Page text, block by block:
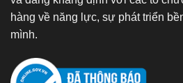
hàng về năng lực, sự phát triển
mình.